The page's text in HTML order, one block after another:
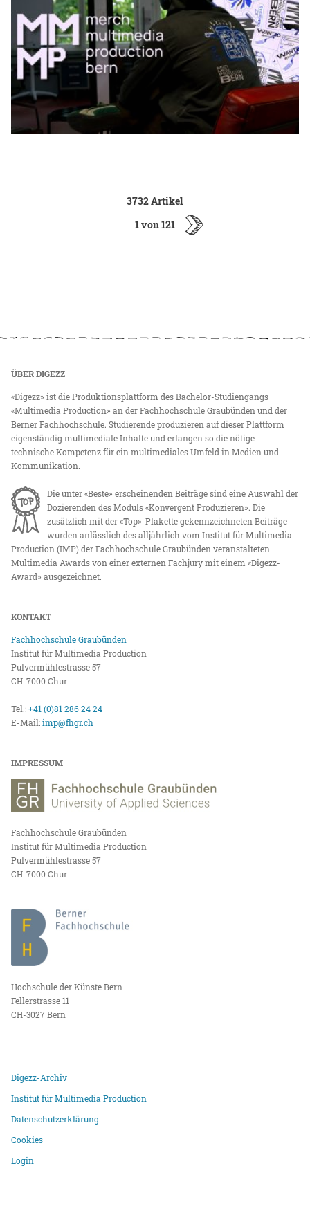
3732 Artikel
1 von 121
ÜBER DIGEZZ
«Digezz» ist die Produktionsplattform des Bachelor-Studiengangs
«Multimedia Production» an der Fachhochschule Graubünden und der
Berner Fachhochschule. Studierende produzieren auf dieser Plattform
eigenständig multimediale Inhalte und erlangen so die nötige
technische Kompetenz für ein multimediales Umfeld in Medien und
Kommunikation.
Die unter «Beste» erscheinenden Beiträge sind eine Auswahl der
Dozierenden des Moduls «Konvergent Produzieren». Die
zusätzlich mit der «Top»-Plakette gekennzeichneten Beiträge
wurden anlässlich des alljährlich vom Institut für Multimedia
Production (IMP) der Fachhochschule Graubünden veranstalteten
Multimedia Awards von einer externen Fachjury mit einem «Digezz-
Award» ausgezeichnet.
KONTAKT
Fachhochschule Graubünden
Institut für Multimedia Production
Pulvermühlestrasse 57
CH-7000 Chur
Tel.:+41 (0)81 286 24 24
E-Mail:imp@fhgr.ch
IMPRESSUM
Fachhochschule Graubünden
Institut für Multimedia Production
Pulvermühlestrasse 57
CH-7000 Chur
Hochschule der Künste Bern
Fellerstrasse 11
CH-3027 Bern
Digezz-Archiv
Institut für Multimedia Production
Datenschutzerklärung
Cookies
Login